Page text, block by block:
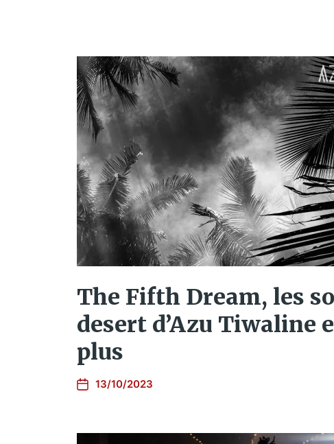
The Fifth Dream, les
desert d’Azu Tiwaline
plus
13/10/2023